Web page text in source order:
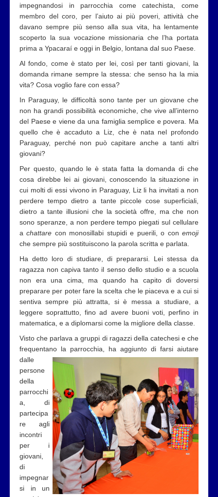
impegnandosi in parrocchia come catechista, come
membro del coro, per l’aiuto ai più poveri, attività che
davano sempre più senso alla sua vita, ha lentamente
scoperto la sua vocazione missionaria che l’ha portata
prima a Ypacaraí e oggi in Belgio, lontana dal suo Paese.
Al fondo, come è stato per lei, così per tanti giovani, la
domanda rimane sempre la stessa: che senso ha la mia
vita? Cosa voglio fare con essa?
In Paraguay, le difficoltà sono tante per un giovane che
non ha grandi possibilità economiche, che vive all’interno
del Paese e viene da una famiglia semplice e povera. Ma
quello che è accaduto a Liz, che è nata nel profondo
Paraguay, perché non può capitare anche a tanti altri
giovani?
Per questo, quando le è stata fatta la domanda di che
cosa direbbe lei ai giovani, conoscendo la situazione in
cui molti di essi vivono in Paraguay, Liz li ha invitati a non
perdere tempo dietro a tante piccole cose superficiali,
dietro a tante illusioni che la società offre, ma che non
sono speranze, a non perdere tempo piegati sul cellulare
achattare con monosillabi stupidi e puerili, o conemoji
che sempre più sostituiscono la parola scritta e parlata.
Ha detto loro di studiare, di prepararsi. Lei stessa da
ragazza non capiva tanto il senso dello studio e a scuola
non era una cima, ma quando ha capito di doversi
preparare per poter fare la scelta che le piaceva e a cui si
sentiva sempre più attratta, si è messa a studiare, a
leggere soprattutto, fino ad avere buoni voti, perfino in
matematica, e a diplomarsi come la migliore della classe.
Visto che parlava a gruppi di ragazzi della catechesi e che
frequentano la parrocchia, ha aggiunto di farsi aiutare
dalle
persone
della
parrocchi
a, di
partecipa
re agli
incontri
per i
giovani,
di
impegnar
si in un